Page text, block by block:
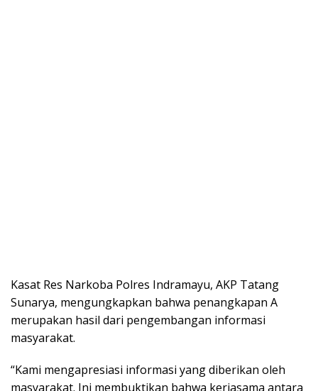
Kasat Res Narkoba Polres Indramayu, AKP Tatang
Sunarya, mengungkapkan bahwa penangkapan A
merupakan hasil dari pengembangan informasi
masyarakat.
“Kami mengapresiasi informasi yang diberikan oleh
masyarakat. Ini membuktikan bahwa kerjasama antara